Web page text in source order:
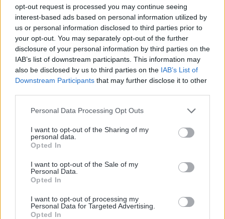
opt-out request is processed you may continue seeing
interest-based ads based on personal information utilized by
us or personal information disclosed to third parties prior to
your opt-out. You may separately opt-out of the further
disclosure of your personal information by third parties on the
IAB’s list of downstream participants. This information may
also be disclosed by us to third parties on the IAB’s List of
Downstream Participants that may further disclose it to other
Personal Data Processing Opt Outs
I want to opt-out of the Sharing of my
personal data.
Opted In
I want to opt-out of the Sale of my
Personal Data.
Opted In
I want to opt-out of processing my
Personal Data for Targeted Advertising.
Opted In
en France, conformité RGPD.
Intégration CRM et logiciels
métier facile avec l’API OVH Cloud.
Tarifs:
10€/mois pour le numéro virtuel (50
crédits SMS offerts par mois). 0,06€ /
SMS.
Cible:
5. Twilio
Fonctionnalités:
Portage
Automatisation